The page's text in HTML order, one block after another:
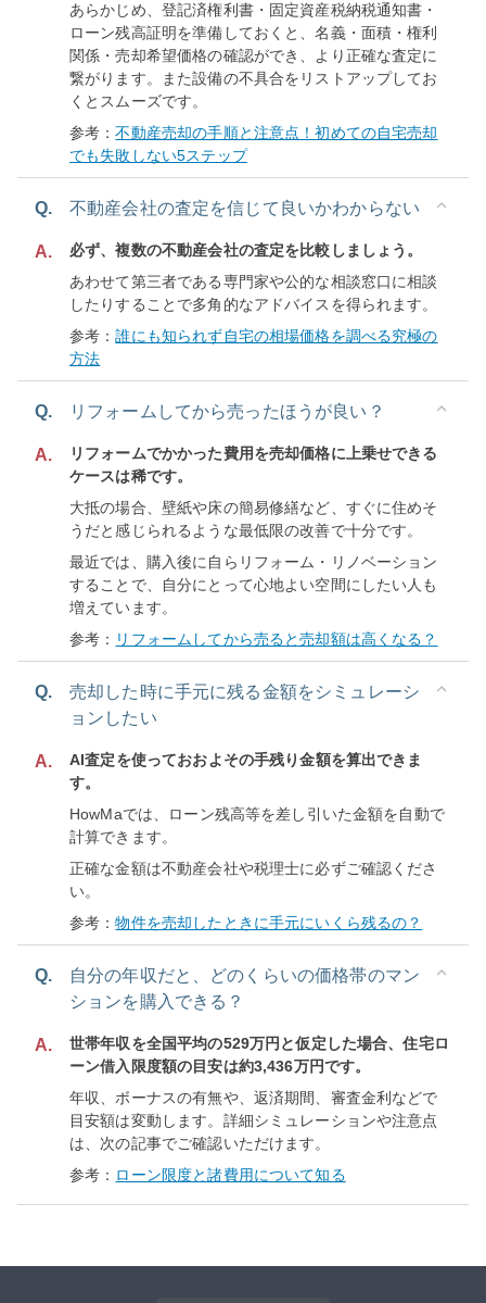
あらかじめ、登記済権利書・固定資産税納税通知書・
ローン残高証明を準備しておくと、名義・面積・権利
関係・売却希望価格の確認ができ、より正確な査定に
繋がります。また設備の不具合をリストアップしてお
くとスムーズです。
参考：不動産売却の手順と注意点！初めての自宅売却
でも失敗しない5ステップ
Q. 不動産会社の査定を信じて良いかわからない
A.
必ず、複数の不動産会社の査定を比較しましょう。
あわせて第三者である専門家や公的な相談窓口に相談
したりすることで多角的なアドバイスを得られます。
参考：誰にも知られず自宅の相場価格を調べる究極の
方法
Q. リフォームしてから売ったほうが良い？
A.
リフォームでかかった費用を売却価格に上乗せできる
ケースは稀です。
大抵の場合、壁紙や床の簡易修繕など、すぐに住めそ
うだと感じられるような最低限の改善で十分です。
最近では、購入後に自らリフォーム・リノベーション
することで、自分にとって心地よい空間にしたい人も
増えています。
参考： リフォームしてから売ると売却額は高くなる？
Q.
売却した時に手元に残る金額をシミュレーシ
ョンしたい
A.
AI査定を使っておおよその手残り金額を算出できま
す。
HowMaでは、ローン残高等を差し引いた金額を自動で
計算できます。
正確な金額は不動産会社や税理士に必ずご確認くださ
い。
参考：物件を売却したときに手元にいくら残るの？
Q.
自分の年収だと、どのくらいの価格帯のマン
ションを購入できる？
A.
世帯年収を全国平均の529万円と仮定した場合、住宅ロ
ーン借入限度額の目安は約3,436万円です。
年収、ボーナスの有無や、返済期間、審査金利などで
目安額は変動します。詳細シミュレーションや注意点
は、次の記事でご確認いただけます。
参考： ローン限度と諸費用について知る